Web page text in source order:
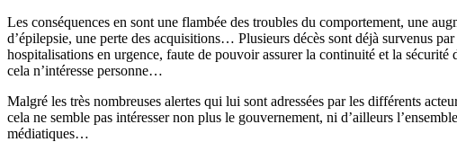
Les conséquences en sont une flambée des troubles du comportement, une
d’épilepsie, une perte des acquisitions… Plusieurs décès sont déjà survenus
hospitalisations en urgence, faute de pouvoir assurer la continuité et la sécurité
cela n’intéresse personne…
Malgré les très nombreuses alertes qui lui sont adressées par les différents
cela ne semble pas intéresser non plus le gouvernement, ni d’ailleurs
médiatiques…